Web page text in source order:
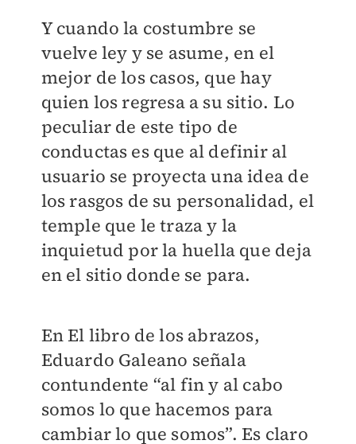
Y cuando la costumbre se
vuelve ley y se asume, en el
mejor de los casos, que hay
quien los regresa a su sitio. Lo
peculiar de este tipo de
conductas es que al definir al
usuario se proyecta una idea de
los rasgos de su personalidad, el
temple que le traza y la
inquietud por la huella que deja
en el sitio donde se para.
En El libro de los abrazos,
Eduardo Galeano señala
contundente “al fin y al cabo
somos lo que hacemos para
cambiar lo que somos”. Es claro